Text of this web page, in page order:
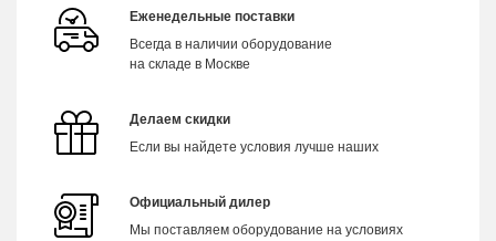
Еженедельные поставки
Всегда в наличии оборудование
на складе в Москве
Делаем скидки
Если вы найдете условия лучше наших
Официальный дилер
Мы поставляем оборудование на условиях